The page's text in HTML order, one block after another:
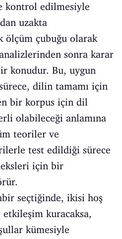
kontrol edilmesiyle
uzakta
ölçüm çubuğu olarak
sonra karar
konudur. Bu, uygun
dilin tamamı için
bir korpus için dil
olabileceği anlamına
teoriler ve
test edildiği sürece
için bir
seçtiğinde, ikisi hoş
kuracaksa,
kümesiyle